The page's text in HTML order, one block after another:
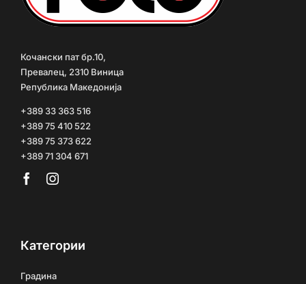
Кочански пат бр.10,
Превалец, 2310 Виница
Република Македонија
+389 33 363 516
+389 75 410 522
+389 75 373 622
+389 71 304 671
Категории
Градина